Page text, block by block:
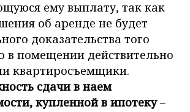
ему выплату, так как
об аренде не будет
доказательства того
в помещении действительно
квартиросъемщики.
сдачи в наем
купленной в ипотеку–